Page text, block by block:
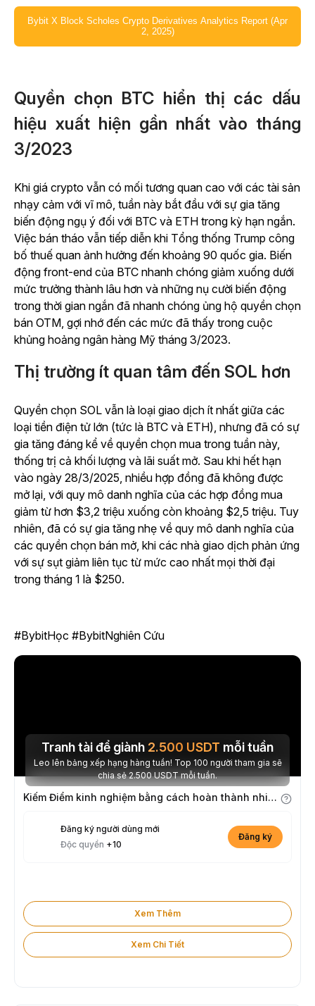
Bybit X Block Scholes Crypto Derivatives Analytics Report (Apr
2, 2025)
Quyền chọn BTC hiển thị các dấu
hiệu xuất hiện gần nhất vào tháng
3/2023
Khi giá crypto vẫn có mối tương quan cao với các tài sản
nhạy cảm với vĩ mô, tuần này bắt đầu với sự gia tăng
biến động ngụ ý đối với BTC và ETH trong kỳ hạn ngắn.
Việc bán tháo vẫn tiếp diễn khi Tổng thống Trump công
bố thuế quan ảnh hưởng đến khoảng 90 quốc gia. Biến
động front-end của BTC nhanh chóng giảm xuống dưới
mức trưởng thành lâu hơn và những nụ cười biến động
trong thời gian ngắn đã nhanh chóng ủng hộ quyền chọn
bán OTM, gợi nhớ đến các mức đã thấy trong cuộc
khủng hoảng ngân hàng Mỹ tháng 3/2023.
Thị trường ít quan tâm đến SOL hơn
Quyền chọn SOL vẫn là loại giao dịch ít nhất giữa các
loại tiền điện tử lớn (tức là BTC và ETH), nhưng đã có sự
gia tăng đáng kể về quyền chọn mua trong tuần này,
thống trị cả khối lượng và lãi suất mở. Sau khi hết hạn
vào ngày 28/3/2025, nhiều hợp đồng đã không được
mở lại, với quy mô danh nghĩa của các hợp đồng mua
giảm từ hơn $3,2 triệu xuống còn khoảng $2,5 triệu. Tuy
nhiên, đã có sự gia tăng nhẹ về quy mô danh nghĩa của
các quyền chọn bán mở, khi các nhà giao dịch phản ứng
với sự sụt giảm liên tục từ mức cao nhất mọi thời đại
trong tháng 1 là $250.
#BybitHọc #BybitNghiên Cứu
Tranh tài để giành 2.500 USDT mỗi tuần
Leo lên bảng xếp hạng hàng tuần! Top 100 người tham gia sẽ
chia sẻ 2.500 USDT mỗi tuần.
Kiếm Điểm kinh nghiệm bằng cách hoàn thành nhiệm vụ
Đăng ký người dùng mới
Độc quyền +10
Đăng ký
Xem Thêm
Xem Chi Tiết